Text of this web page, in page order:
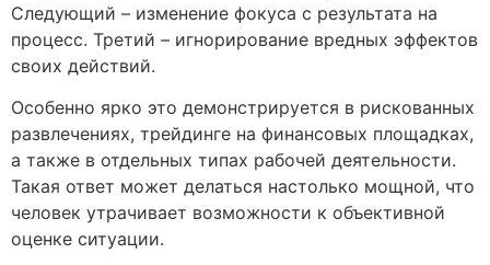
Следующий – изменение фокуса с результата на
процесс. Третий – игнорирование вредных эффектов
своих действий.
Особенно ярко это демонстрируется в рискованных
развлечениях, трейдинге на финансовых площадках,
а также в отдельных типах рабочей деятельности.
Такая ответ может делаться настолько мощной, что
человек утрачивает возможности к объективной
оценке ситуации.